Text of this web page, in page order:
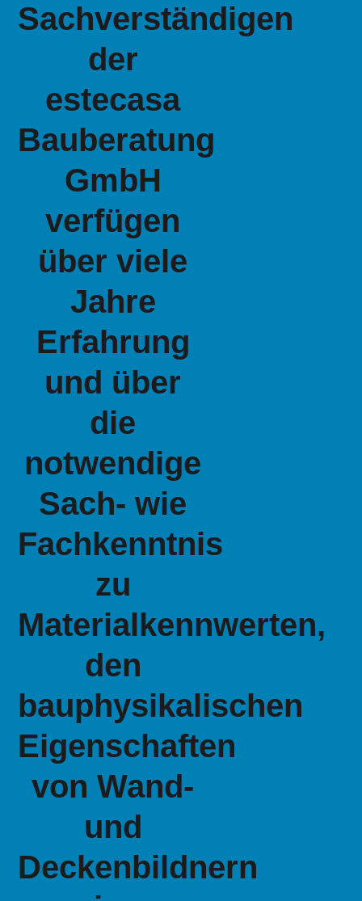
Sachverständigen
der
estecasa
Bauberatung
GmbH
verfügen
über viele
Jahre
Erfahrung
und über
die
notwendige
Sach- wie
Fachkenntnis
zu
Materialkennwerten,
den
bauphysikalischen
Eigenschaften
von Wand-
und
Deckenbildnern